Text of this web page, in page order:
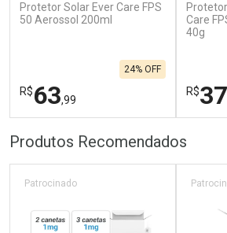
Protetor Solar Ever Care FPS
50 Aerossol 200ml
R$63,99
24% OFF
FECHAR
Laboratório
FECHAR
Por Menos
Care
40g
R$37
Por
Produtos Recomendados
Patrocinado